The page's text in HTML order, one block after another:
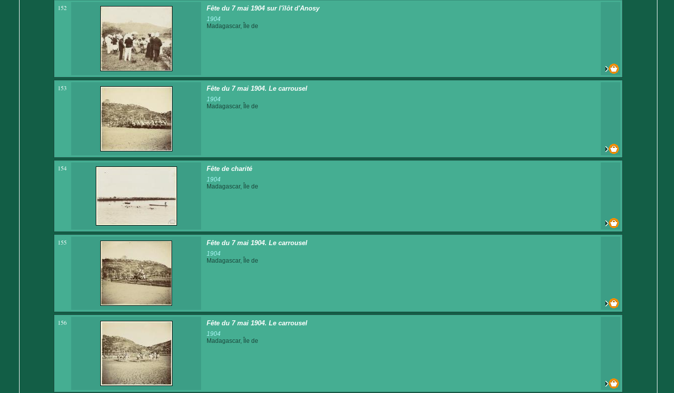
152 Fête du 7 mai 1904 sur l'îlôt d'Anosy
1904
Madagascar, Île de
153 Fête du 7 mai 1904. Le carrousel
1904
Madagascar, Île de
154 Fête de charité
1904
Madagascar, Île de
155 Fête du 7 mai 1904. Le carrousel
1904
Madagascar, Île de
156 Fête du 7 mai 1904. Le carrousel
1904
Madagascar, Île de